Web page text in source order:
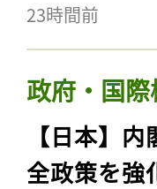
23時間前
政府・国
【日本】
全政策を強